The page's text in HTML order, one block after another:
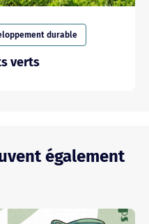
durable
verts
également